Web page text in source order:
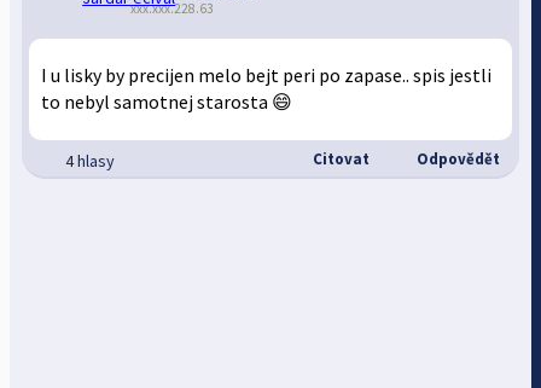
xxx.xxx.228.63
I u lisky by precijen melo bejt peri po zapase.. spis jestli
to nebyl samotnej starosta 😄
4 hlasy Citovat Odpovědět